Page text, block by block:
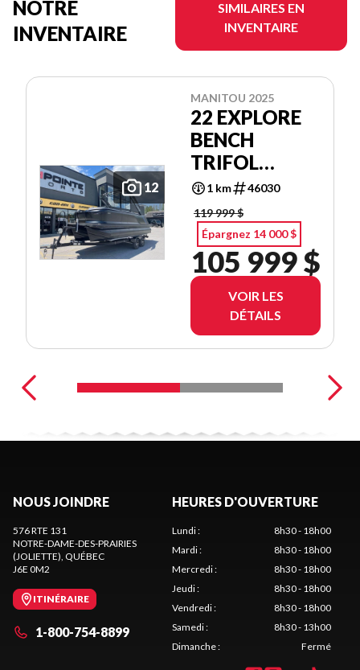
NOTRE
INVENTAIRE
SIMILAIRES EN
INVENTAIRE
12
MANITOU 2025
22 EXPLORE
BENCH
TRIFOL
SHP575
1 km
46030
119 999 $
Épargnez 14 000 $
105 999 $
VOIR LES
DÉTAILS
NOUS JOINDRE
576 RTE 131
NOTRE-DAME-DES-PRAIRIES
(JOLIETTE), QUÉBEC
J6E 0M2
ITINÉRAIRE
1-800-754-8899
HEURES D'OUVERTURE
Lundi:
8h30 - 18h00
Mardi:
8h30 - 18h00
Mercredi:
8h30 - 18h00
Jeudi:
8h30 - 18h00
Vendredi:
8h30 - 18h00
Samedi:
8h30 - 13h00
Dimanche: Fermé